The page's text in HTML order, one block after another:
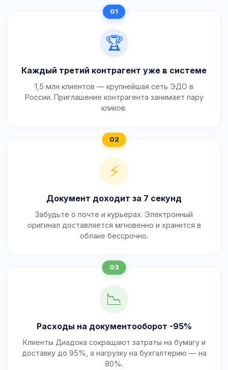
🏆
Каждый третий контрагент уже в системе
1,5 млн клиентов — крупнейшая сеть ЭДО в
России. Приглашение контрагента занимает пару
кликов.
⚡
Документ доходит за 7 секунд
Забудьте о почте и курьерах. Электронный
оригинал доставляется мгновенно и хранится в
облаке бессрочно.
📉
Расходы на документооборот -95%
Клиенты Диадока сокращают затраты на бумагу и
доставку до 95%, а нагрузку на бухгалтерию — на
80%.